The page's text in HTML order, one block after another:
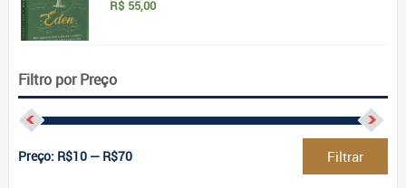
R$ 55,00
Filtro por Preço
Filtrar
Preço: R$10 — R$70